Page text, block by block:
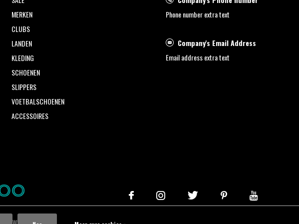
MERKEN
CLUBS
LANDEN
KLEDING
SCHOENEN
SLIPPERS
VOETBALSCHOENEN
ACCESSOIRES
Phone number extra text
Company's Email Address
Email address extra text